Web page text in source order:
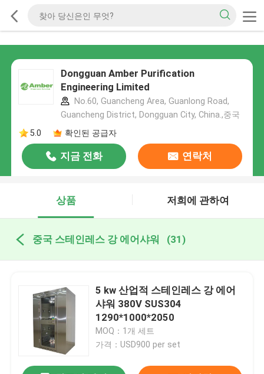
Dongguan Amber Purification
Engineering Limited
No.60, Guancheng Area, Guanlong Road,
Guancheng District, Dongguan City, China.,중국
5.0
확인된 공급자
지금 전화 연락처
상품 저희에 관하여
중국 스테인레스 강 에어샤워 (31)
5 kw 산업적 스테인레스 강 에어
샤워 380V SUS304
1290*1000*2050
MOQ：1개 세트
가격：USD900 per set